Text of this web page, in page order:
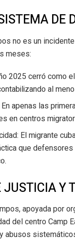
DE
no es un
meses:
2025 cerró como
al
apenas las
en centros
El migrante
que
JUSTICIA Y
apoyada por
del centro Camp
abusos